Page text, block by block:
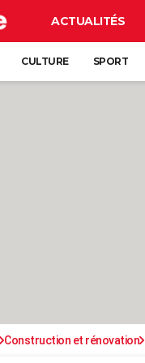
ACTUALITÉS
CULTURE SPORT
Construction et rénovation